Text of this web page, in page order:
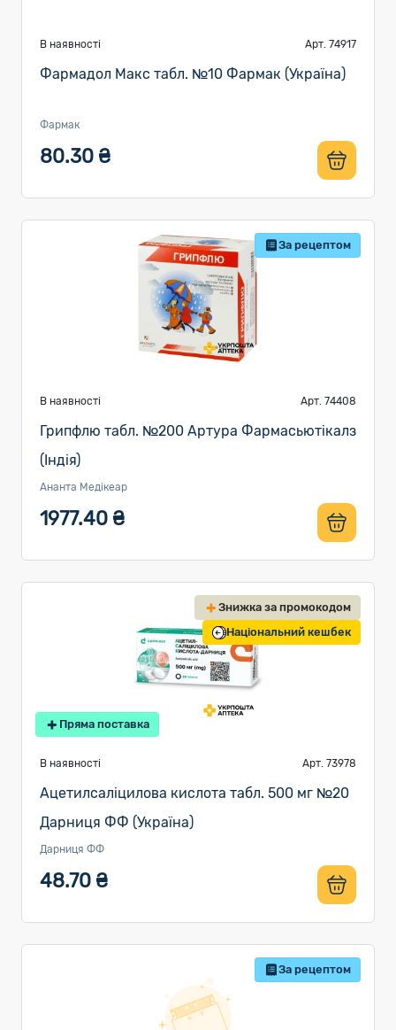
В наявності Арт. 74917
Фармадол Макс табл. №10 Фармак (Україна)
Фармак
80.30 ₴
За рецептом
В наявності Арт. 74408
Грипфлю табл. №200 Артура Фармасьютікалз
(Індія)
Ананта Медікеар
1977.40 ₴
Знижка за промокодом
Національний кешбек
Пряма поставка
В наявності Арт. 73978
Ацетилсаліцилова кислота табл. 500 мг №20
Дарниця ФФ (Україна)
Дарниця ФФ
48.70 ₴
За рецептом